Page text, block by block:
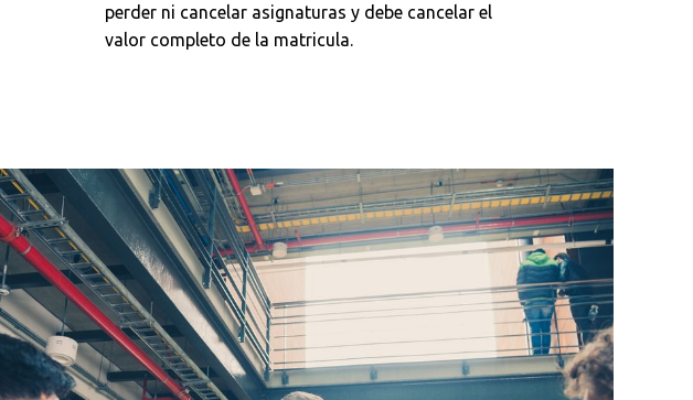
perder ni cancelar asignaturas y debe cancelar el
valor completo de la matricula.